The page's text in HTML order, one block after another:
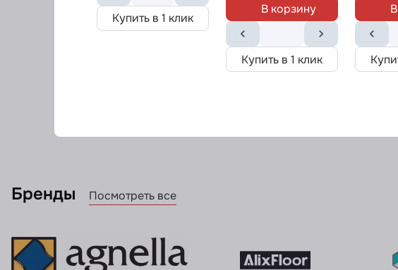
Купить в 1 клик
В корзину
Купить в 1 клик
Бренды Посмотреть все